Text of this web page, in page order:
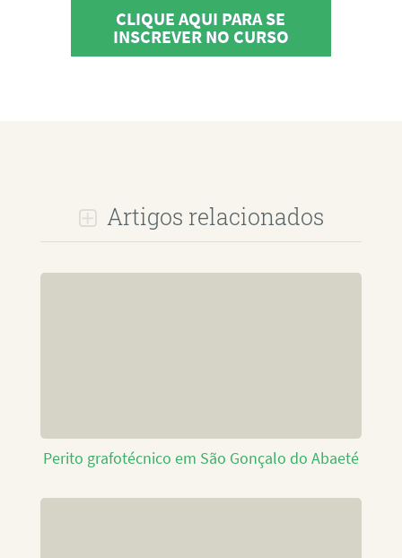
CLIQUE AQUI PARA SE
INSCREVER NO CURSO
Artigos relacionados
Perito grafotécnico em São Gonçalo do Abaeté